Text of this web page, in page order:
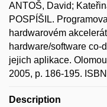
ANTOŠ, David;
POSPÍŠIL.
hardwarovém
hardware/software co-
jejich aplikace.
2005, p. 186-195.
Description